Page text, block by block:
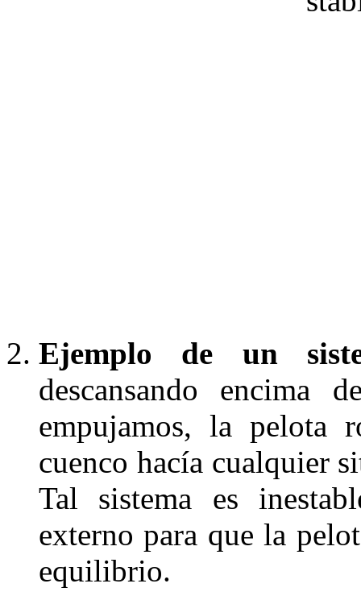
Ejemplo de un
descansando
empujamos, la
cuenco hacía cualquier
Tal sistema es
externo para que la
equilibrio.